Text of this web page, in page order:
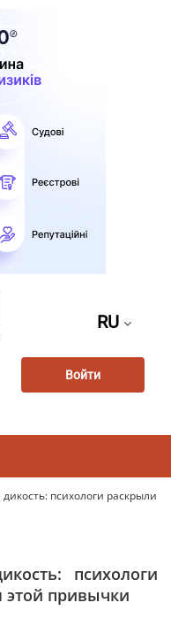
RU
Войти
психологи раскрыли
психологи
этой привычки